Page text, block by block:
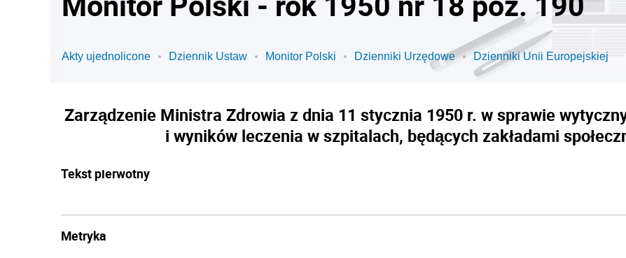
Akty ujednolicone Dziennik Ustaw Monitor Polski Dzienniki Urzędowe Dzienniki Unii Europejskiej
Zarządzenie Ministra Zdrowia z dnia 11 stycznia 1950 r. w sprawie
i wyników leczenia w szpitalach, będących zakładami
Tekst pierwotny
Metryka